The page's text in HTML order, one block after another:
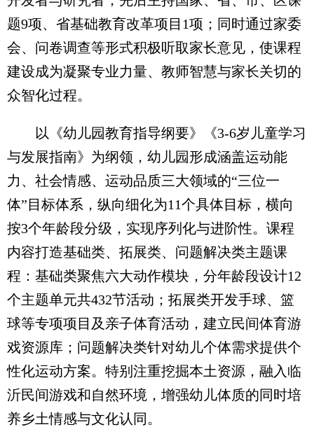
题9项、省基础教育改革项目1项；同时通过家委
会、问卷调查等形式积极听取家长意见，使课程
建设成为凝聚专业力量、教师智慧与家长关切的
众智化过程。
以《幼儿园教育指导纲要》《3-6岁儿童学习
与发展指南》为纲领，幼儿园形成涵盖运动能
力、社会情感、运动品质三大领域的“三位一
体”目标体系，纵向细化为11个具体目标，横向
按3个年龄段分级，实现序列化与进阶性。课程
内容打造基础类、拓展类、问题解决类主题课
程：基础类聚焦六大动作模块，分年龄段设计12
个主题单元共432节活动；拓展类开发手球、篮
球等专项项目及亲子体育活动，建立民间体育游
戏资源库；问题解决类针对幼儿个体需求提供个
性化运动方案。特别注重挖掘本土资源，融入临
沂民间游戏和自然环境，增强幼儿体质的同时培
养乡土情感与文化认同。